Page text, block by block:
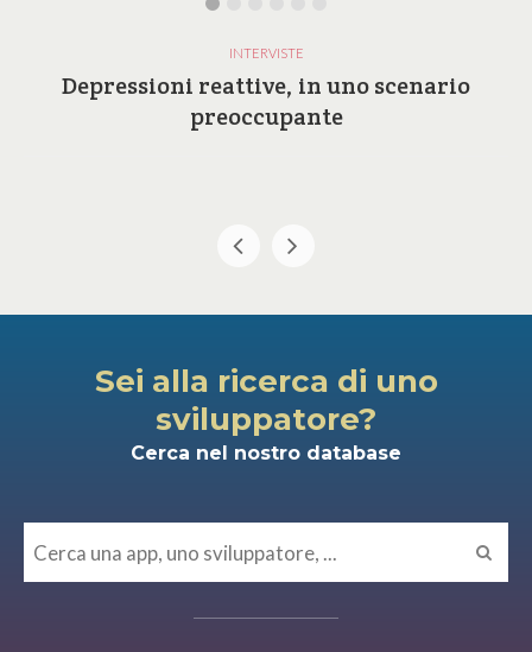
INTERVISTE
Depressioni reattive, in uno scenario
preoccupante
Sei alla ricerca di uno
sviluppatore?
Cerca nel nostro database